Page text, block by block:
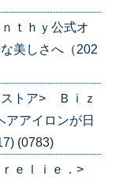
ｔｈｙ公式オ
美しさへ（202
トア> Ｂｉｚ
アアイロンが日
(0783)
ｅｌｉｅ．>